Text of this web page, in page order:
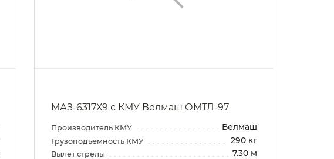
МАЗ-6317Х9 с КМУ Велмаш ОМТЛ-97
Производитель КМУ Велмаш
Грузоподъемность КМУ 290 кг
Вылет стрелы 7.30 м